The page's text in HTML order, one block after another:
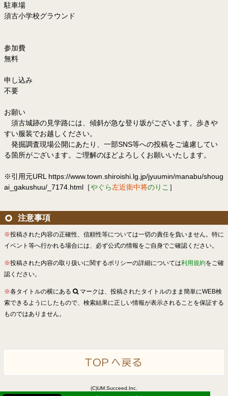
駐車場
須古小学校グラウンド
参加費
無料
申し込み
不要
お願い
須古城跡の見学路には、傾斜が急な登り坂がございます。歩きや
すい服装でお越しください。
発掘調査現場公開にあたり、一部SNS等への投稿をご遠慮してい
る箇所がございます。ご理解のほどよろしくお願いいたします。
※引用元URL https://www.town.shiroishi.lg.jp/jyuumin/manabu/shoug
ai_gakushuu/_7174.html［やぐら左近衛中将のりこ ］
注意事項
※投稿された内容の正確性、信頼性等については一切の責任を負いません。特に
イベント等へ行かれる場合には、必ず公式の情報をご自身でご確認ください。
※投稿された内容の取り扱いに関するポリシーの詳細については利用規約をご確
認ください。
※各タイトルの横にある
マークは、投稿されたタイトルのまま簡単にWEB検
索できるようにしたもので、検索結果に正しい情報が表示されることを保証する
ものではありません。
(C)UM.Succeed,Inc.